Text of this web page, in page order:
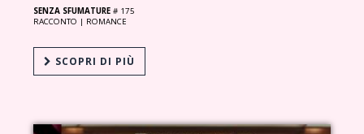
SENZA SFUMATURE # 175
RACCONTO | ROMANCE
SCOPRI DI PIÙ